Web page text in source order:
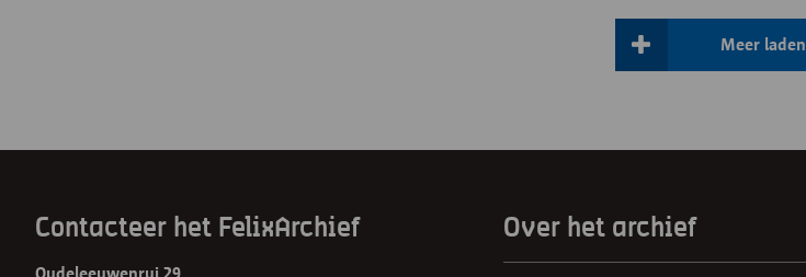
Meer laden
Contacteer het FelixArchief
Oudeleeuwenrui 29
Over het archief